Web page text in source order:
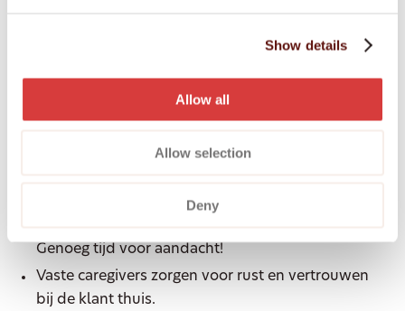
Show details
Allow all
Allow selection
Deny
Wat ons bijzonder maakt
De klant bepaalt wanneer je komt, zonder
Genoeg tijd voor aandacht!
Vaste caregivers zorgen voor rust en vertrouwen
bij de klant thuis.